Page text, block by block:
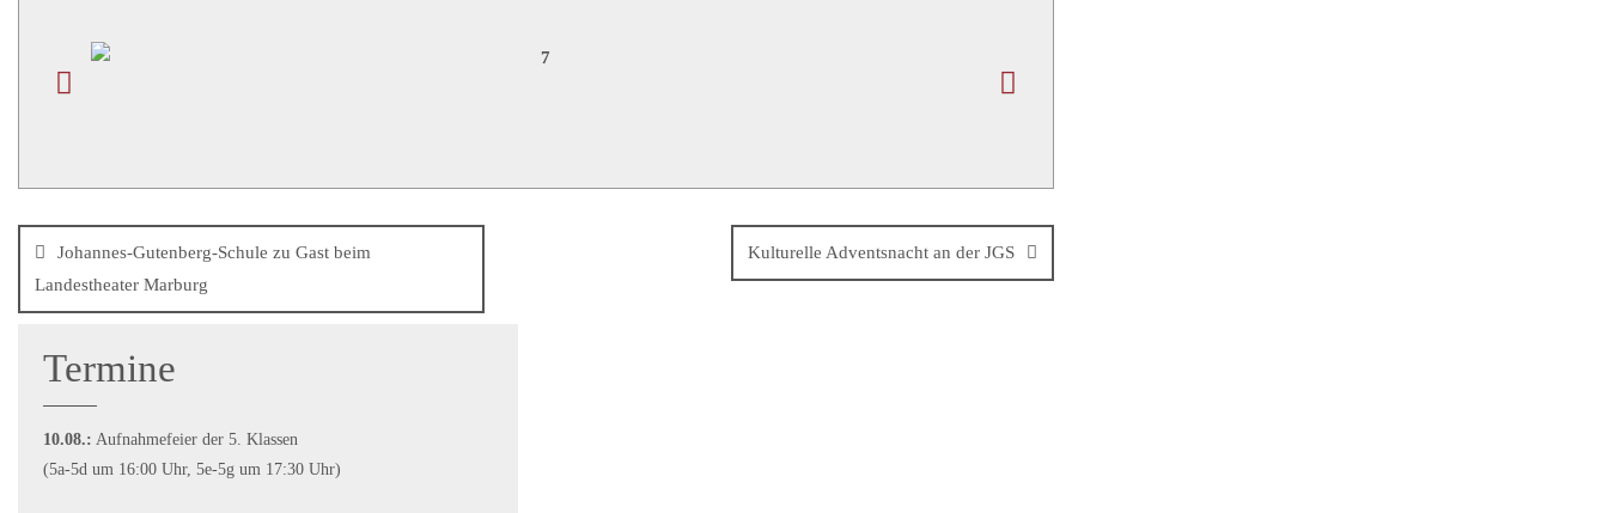
Johannes-Gutenberg-Schule zu Gast beim
Landestheater Marburg
Kulturelle Adventsnacht an der JGS
Termine
10.08.: Aufnahmefeier der 5. Klassen
(5a-5d um 16:00 Uhr, 5e-5g um 17:30 Uhr)